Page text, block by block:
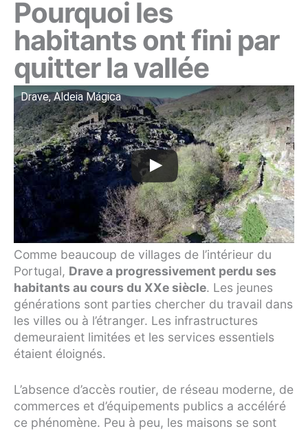
Pourquoi les
habitants ont fini par
quitter la vallée
Drave, Aldeia Mágica
Comme beaucoup de villages de l’intérieur du
Portugal, Drave a progressivement perdu ses
habitants au cours du XXe siècle. Les jeunes
générations sont parties chercher du travail dans
les villes ou à l’étranger. Les infrastructures
demeuraient limitées et les services essentiels
étaient éloignés.
L’absence d’accès routier, de réseau moderne, de
commerces et d’équipements publics a accéléré
ce phénomène. Peu à peu, les maisons se sont